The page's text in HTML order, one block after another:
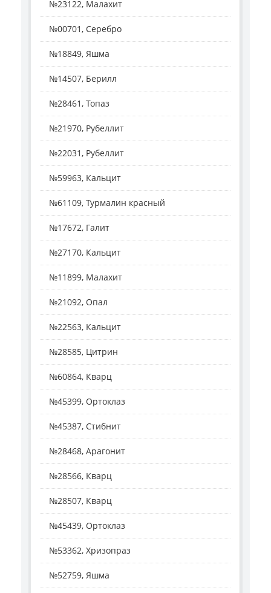
№23122, Малахит
№00701, Серебро
№18849, Яшма
№14507, Берилл
№28461, Топаз
№21970, Рубеллит
№22031, Рубеллит
№59963, Кальцит
№61109, Турмалин красный
№17672, Галит
№27170, Кальцит
№11899, Малахит
№21092, Опал
№22563, Кальцит
№28585, Цитрин
№60864, Кварц
№45399, Ортоклаз
№45387, Стибнит
№28468, Арагонит
№28566, Кварц
№28507, Кварц
№45439, Ортоклаз
№53362, Хризопраз
№52759, Яшма